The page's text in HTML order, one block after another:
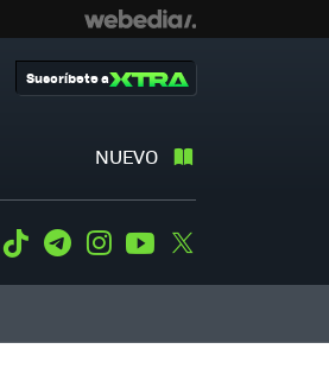
NUEVO
Suscríbete a
WhatsApp
Tiktok TelegramInstagramYoutube